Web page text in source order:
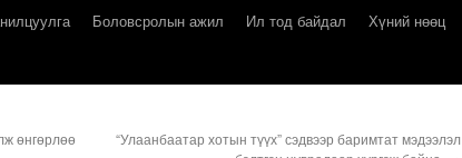
Боловсролын ажил Ил тод байдал Хүний нөөц
өнгөрлөө
“Улаанбаатар хотын түүх” сэдвээр баримтат мэдээлэл